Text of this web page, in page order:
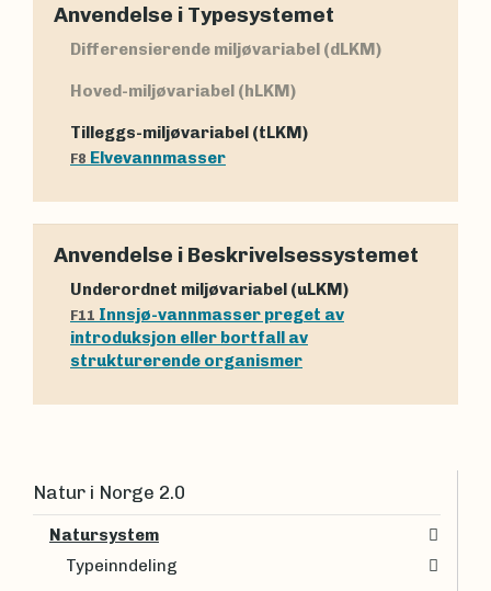
Anvendelse i Typesystemet
Differensierende miljøvariabel (dLKM)
Hoved-miljøvariabel (hLKM)
Tilleggs-miljøvariabel (tLKM)
F8 Elvevannmasser
Anvendelse i Beskrivelsessystemet
Underordnet miljøvariabel (uLKM)
F11 Innsjø-vannmasser preget av
introduksjon eller bortfall av
strukturerende organismer
Natur i Norge 2.0
Natursystem
Typeinndeling